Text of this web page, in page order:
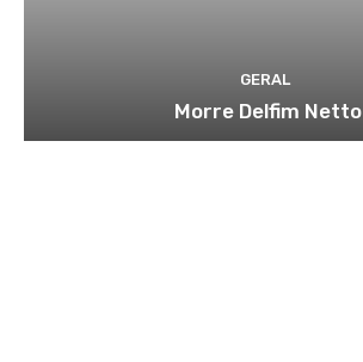
GERAL
Morre Delfim Netto